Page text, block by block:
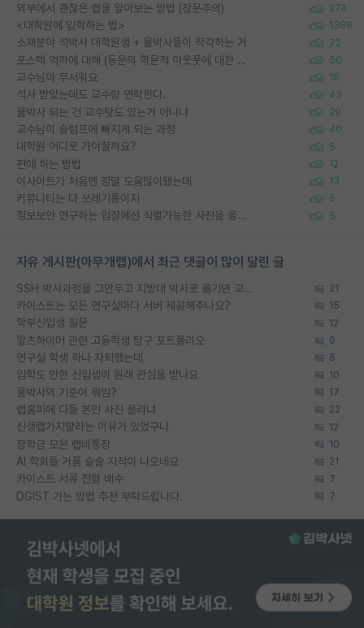
외부에서 괜찮은 랩을 알아보는 방법 (장문주의) 274
<대학원에 입학하는 법> 1388
소재분야 석박사 대학원생 + 물박사들이 착각하는 거 72
포스텍 억까에 대해 (동문의 학문적 아웃풋에 대한 반박) 50
교수님이 무서워요 16
석사 받았는데도 교수랑 연락한다. 43
물박사 되는 건 교수탓도 있는거 아니냐 29
교수님이 슬럼프에 빠지게 되는 과정 40
대학원 어디로 가야할까요? 5
편애 하는 방법 12
이사이트가 처음엔 정말 도움많이됐는데 13
커뮤니티는 다 쓰레기통이지 5
정보보안 연구하는 입장에선 식별가능한 사진을 올리는건 비추이긴함 5
자유 게시판(아무개랩)에서 최근 댓글이 많이 달린 글
SSH 박사과정을 그만두고 지방대 박사로 옮기면 교수의 꿈은 끝일까요? 21
카이스트는 모든 연구실마다 서버 제공해주나요? 15
학부신입생 질문 12
알츠하이머 관련 고등학생 탐구 포트폴리오 9
연구실 학생 하나 자퇴했는데 8
입학도 안한 신입생이 원래 관심을 받나요 10
물박사의 기준이 뭐임? 17
랩홈피에 다들 본인 사진 올리냐 22
신생랩가지말라는 이유가 있었구나 12
장학금 모은 랩비통장 10
AI 학회들 거품 슬슬 지적이 나오네요 21
카이스트 서류 전형 배수 7
DGIST 가는 방법 추천 부탁드립니다. 7